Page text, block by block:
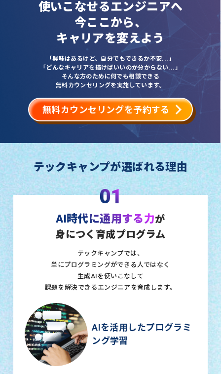
使いこなせるエンジニアへ
今ここから、
キャリアを変えよう
「興味はあるけど、自分でもできるか不安...」
「どんなキャリアを描けばいいのか分からない...」
そんな方のために何でも相談できる
無料カウンセリングを実施しています。
無料カウンセリングを予約する
テックキャンプが選ばれる理由
01
AI時代に通用する力が
身につく育成プログラム
テックキャンプでは、
単にプログラミングができる人ではなく
生成AIを使いこなして
課題を解決できるエンジニアを育成します。
AIを活用したプログラミ
ング学習